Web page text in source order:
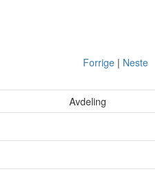
Forrige| Neste
Avdeling